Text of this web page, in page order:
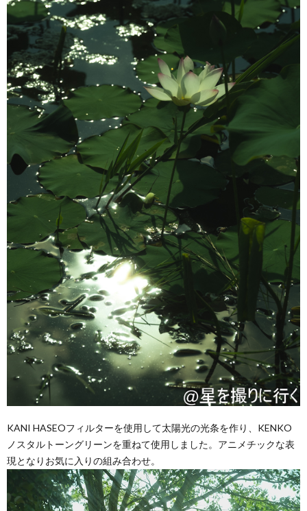
KANI HASEOフィルターを使用して太陽光の光条を作り、KENKO
ノスタルトーングリーンを重ねて使用しました。アニメチックな表
現となりお気に入りの組み合わせ。